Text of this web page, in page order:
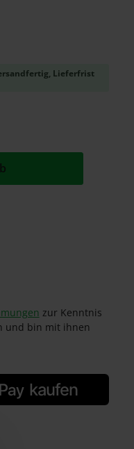
Lieferfrist
zur Kenntnis
und bin mit ihnen